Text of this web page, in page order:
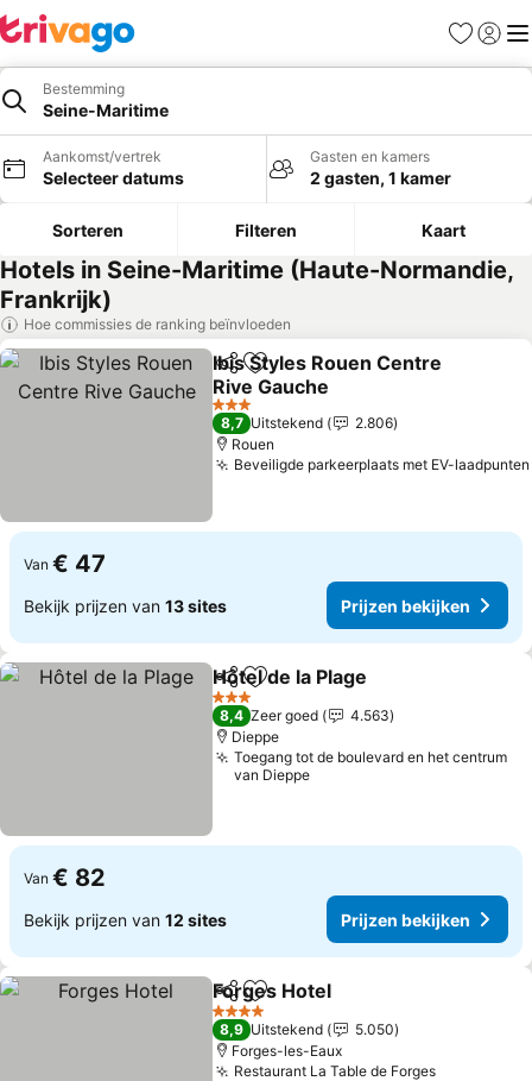
Favorieten
Bestemming
Seine-Maritime
Aankomst/vertrek
Selecteer datums
Gasten en kamers
2 gasten, 1 kamer
Sorteren Filteren Kaart
Hotels in Seine-Maritime (Haute-Normandie,
Frankrijk)
Hoe commissies de ranking beïnvloeden
DelenToevoegen aan favorieten
Ibis Styles Rouen Centre
Rive Gauche
3 Sterren
8,7 Uitstekend
2.806
Rouen
Beveiligde parkeerplaats met EV-laadpunten
Van € 47
Bekijk prijzen van 13 sites Prijzen bekijken
DelenToevoegen aan favorieten
Hôtel de la Plage
3 Sterren
8,4 Zeer goed
4.563
Dieppe
Toegang tot de boulevard en het centrum
van Dieppe
Van € 82
Bekijk prijzen van 12 sites Prijzen bekijken
DelenToevoegen aan favorieten
Forges Hotel
4 Sterren
8,9 Uitstekend
5.050
Forges-les-Eaux
Restaurant La Table de Forges